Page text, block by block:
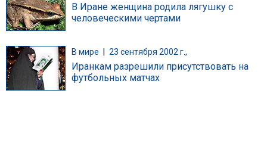
В Иране женщина родила лягушку с
человеческими чертами
В мире 23 сентября 2002 г.,
Иранкам разрешили присутствовать на
футбольных матчах